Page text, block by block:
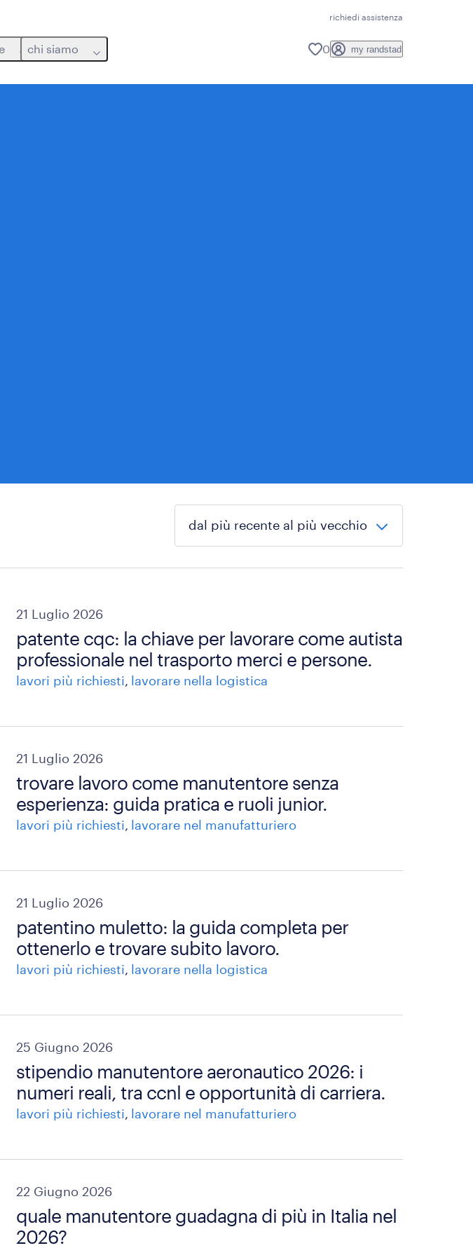
richiedi assistenza
chi siamo 0 my randstad
21 Luglio 2026
patente cqc: la chiave per lavorare come autista
professionale nel trasporto merci e persone.
lavori più richiesti lavorare nella logistica
21 Luglio 2026
trovare lavoro come manutentore senza
esperienza: guida pratica e ruoli junior.
lavori più richiesti lavorare nel manufatturiero
21 Luglio 2026
patentino muletto: la guida completa per
ottenerlo e trovare subito lavoro.
lavori più richiesti lavorare nella logistica
25 Giugno 2026
stipendio manutentore aeronautico 2026: i
numeri reali, tra ccnl e opportunità di carriera.
lavori più richiesti lavorare nel manufatturiero
22 Giugno 2026
quale manutentore guadagna di più in Italia nel
2026?